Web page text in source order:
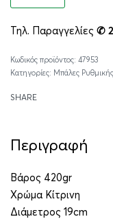
Τηλ. Παραγγελίες ✆
47953
Κατηγορίες: Μπάλες Ρυθμικής
SHARE
Περιγραφή
Βάρος 420gr
Χρώμα Κίτρινη
Διάμετρος 19cm